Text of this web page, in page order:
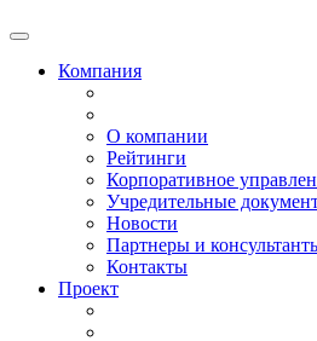
Компания
О компании
Рейтинги
Корпоративное
Учредительные
Новости
Партнеры и
Контакты
Проект